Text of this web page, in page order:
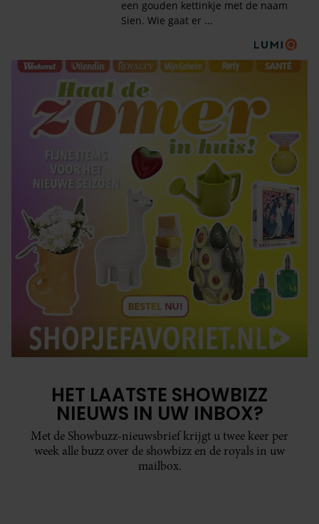
HET LAATSTE SHOWBIZZ
NIEUWS IN UW INBOX?
Met de Showbuzz-nieuwsbrief krijgt u twee keer per
week alle buzz over de showbizz en de royals in uw
mailbox.